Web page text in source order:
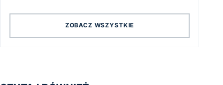
ZOBACZ WSZYSTKIE